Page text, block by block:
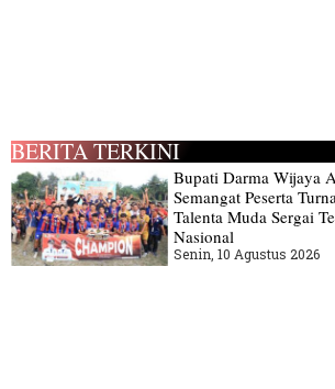
BERITA TERKINI
Bupati Darma Wijaya
Semangat Peserta
Talenta Muda Sergai
Nasional
Senin, 10 Agustus 2026